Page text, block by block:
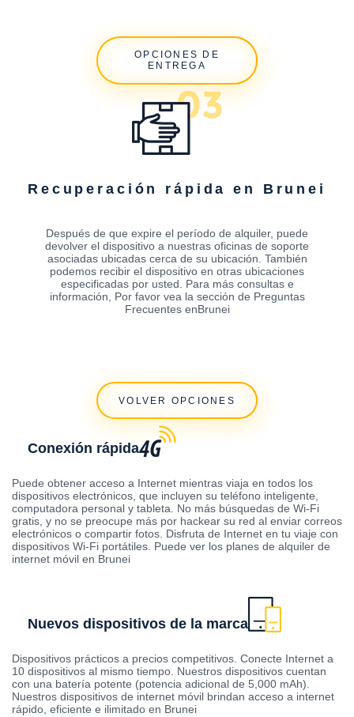
OPCIONES DE
ENTREGA
Recuperación rápida en Brunei
Después de que expire el período de alquiler, puede
devolver el dispositivo a nuestras oficinas de soporte
asociadas ubicadas cerca de su ubicación. También
podemos recibir el dispositivo en otras ubicaciones
especificadas por usted. Para más consultas e
información, Por favor vea la sección de Preguntas
Frecuentes enBrunei
VOLVER OPCIONES
Conexión rápida
Puede obtener acceso a Internet mientras viaja en todos los
dispositivos electrónicos, que incluyen su teléfono inteligente,
computadora personal y tableta. No más búsquedas de Wi-Fi
gratis, y no se preocupe más por hackear su red al enviar correos
electrónicos o compartir fotos. Disfruta de Internet en tu viaje con
dispositivos Wi-Fi portátiles. Puede ver los planes de alquiler de
internet móvil en Brunei
Nuevos dispositivos de la marca
Dispositivos prácticos a precios competitivos. Conecte Internet a
10 dispositivos al mismo tiempo. Nuestros dispositivos cuentan
con una batería potente (potencia adicional de 5,000 mAh).
Nuestros dispositivos de internet móvil brindan acceso a internet
rápido, eficiente e ilimitado en Brunei